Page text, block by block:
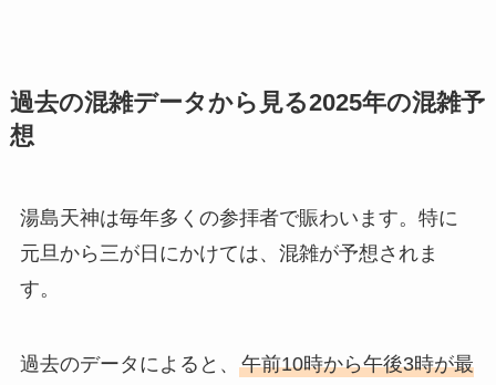
過去の混雑データから見る2025年の混雑予
想
湯島天神は毎年多くの参拝者で賑わいます。特に
元旦から三が日にかけては、混雑が予想されま
す。
過去のデータによると、 午前10時から午後3時が最